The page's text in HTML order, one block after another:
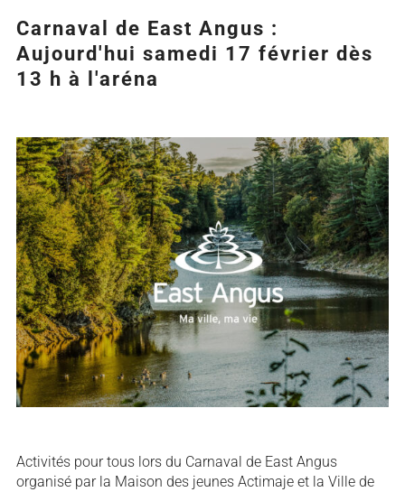
Carnaval de East Angus :
Aujourd'hui samedi 17 février dès
13 h à l'aréna
Agrandir
l&apos;image
Activités pour tous lors du Carnaval de East Angus
organisé par la Maison des jeunes Actimaje et la Ville de